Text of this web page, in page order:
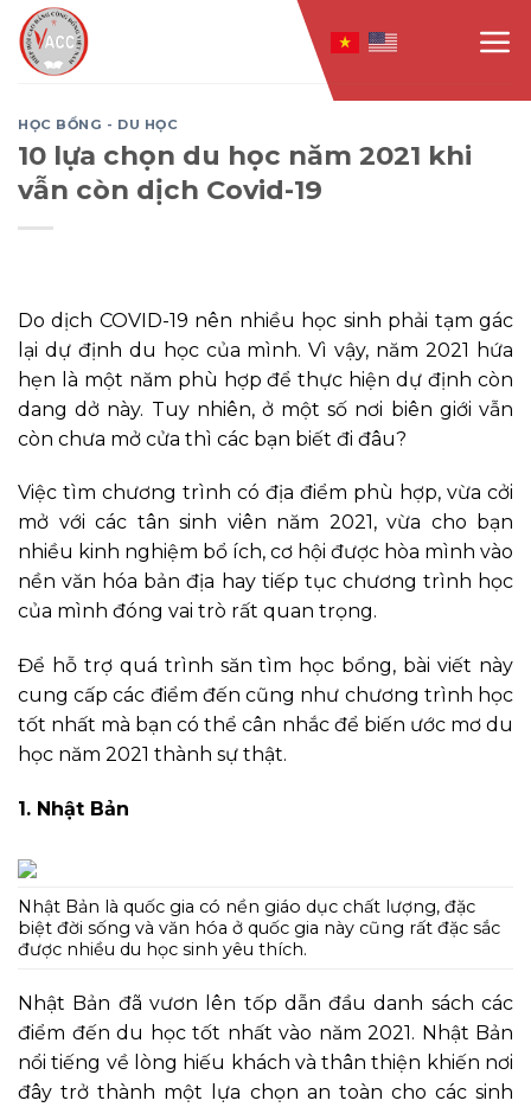
Skip
to
content
HỌC BỔNG - DU HỌC
10 lựa chọn du học năm 2021 khi
vẫn còn dịch Covid-19
Do dịch COVID-19 nên nhiều học sinh phải tạm gác
lại dự định du học của mình. Vì vậy, năm 2021 hứa
hẹn là một năm phù hợp để thực hiện dự định còn
dang dở này. Tuy nhiên, ở một số nơi biên giới vẫn
còn chưa mở cửa thì các bạn biết đi đâu?
Việc tìm chương trình có địa điểm phù hợp, vừa cởi
mở với các tân sinh viên năm 2021, vừa cho bạn
nhiều kinh nghiệm bổ ích, cơ hội được hòa mình vào
nền văn hóa bản địa hay tiếp tục chương trình học
của mình đóng vai trò rất quan trọng.
Để hỗ trợ quá trình săn tìm học bổng, bài viết này
cung cấp các điểm đến cũng như chương trình học
tốt nhất mà bạn có thể cân nhắc để biến ước mơ du
học năm 2021 thành sự thật.
1. Nhật Bản
Nhật Bản là quốc gia có nền giáo dục chất lượng, đặc
biệt đời sống và văn hóa ở quốc gia này cũng rất đặc sắc
được nhiều du học sinh yêu thích.
Nhật Bản đã vươn lên tốp dẫn đầu danh sách các
điểm đến du học tốt nhất vào năm 2021. Nhật Bản
nổi tiếng về lòng hiếu khách và thân thiện khiến nơi
đây trở thành một lựa chọn an toàn cho các sinh